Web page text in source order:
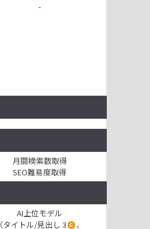
-
月間検索数取得
SEO難易度取得
AI上位モデル
（タイトル/見出し 3
、